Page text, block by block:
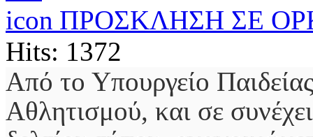
ΠΡΟΣΚΛΗΣΗ ΣΕ
Hits: 1372
Από το Υπουργείο
Αθλητισμού, και σε